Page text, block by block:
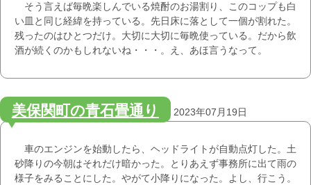
そう言えば毎晩楽しんでいる焼酎のお湯割り、このコップも白
い皿と同じ経緯を持っている。先日床に落として一個が割れた。
残ったのはひとつだけ。大切に大切に毎晩使っている。だから飲
酒が続くのかもしれないね・・・。え、あほ言うなって。
美保関町の青石畳通り 2023年07月19日
車のエンジンを始動したら、ヘッドライトが自動点灯した。土
砂降りの今朝はそれだけ暗かった。とりあえず事務所に出て雨の
様子をみることにした。やがて小降りになった。よし、行こう。